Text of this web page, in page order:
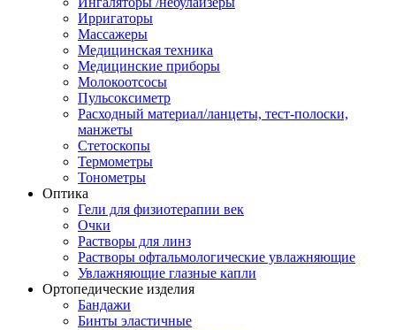
Ирригаторы
Массажеры
Медицинская техника
Медицинские приборы
Молокоотсосы
Пульсоксиметр
Расходный материал/ланцеты, тест-полоски,
манжеты
Стетоскопы
Термометры
Тонометры
Оптика
Гели для физиотерапии век
Очки
Растворы для линз
Растворы офтальмологические увлажняющие
Увлажняющие глазные капли
Ортопедические изделия
Бандажи
Бинты эластичные